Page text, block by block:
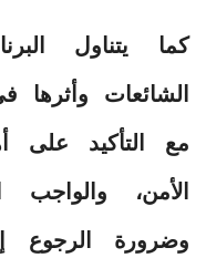
كما يتناول
الشائعات
مع التأكيد على
الأمن،
وضرورة الرجوع